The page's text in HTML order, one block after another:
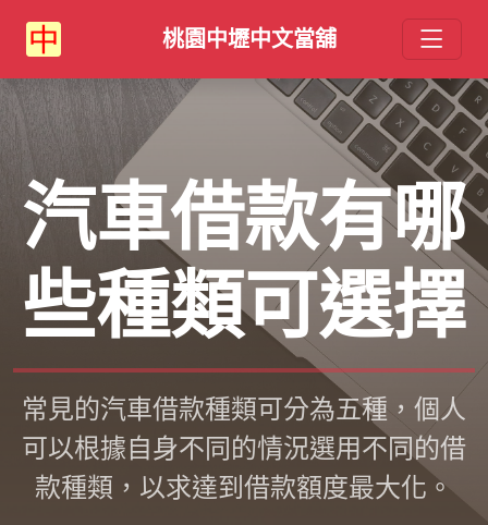
桃園中壢中文當舖
汽車借款有哪
些種類可選擇
常見的汽車借款種類可分為五種，個人
可以根據自身不同的情況選用不同的借
款種類，以求達到借款額度最大化。